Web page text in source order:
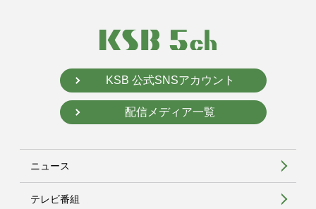
KSB 公式SNSアカウント
配信メディア一覧
ニュース
テレビ番組